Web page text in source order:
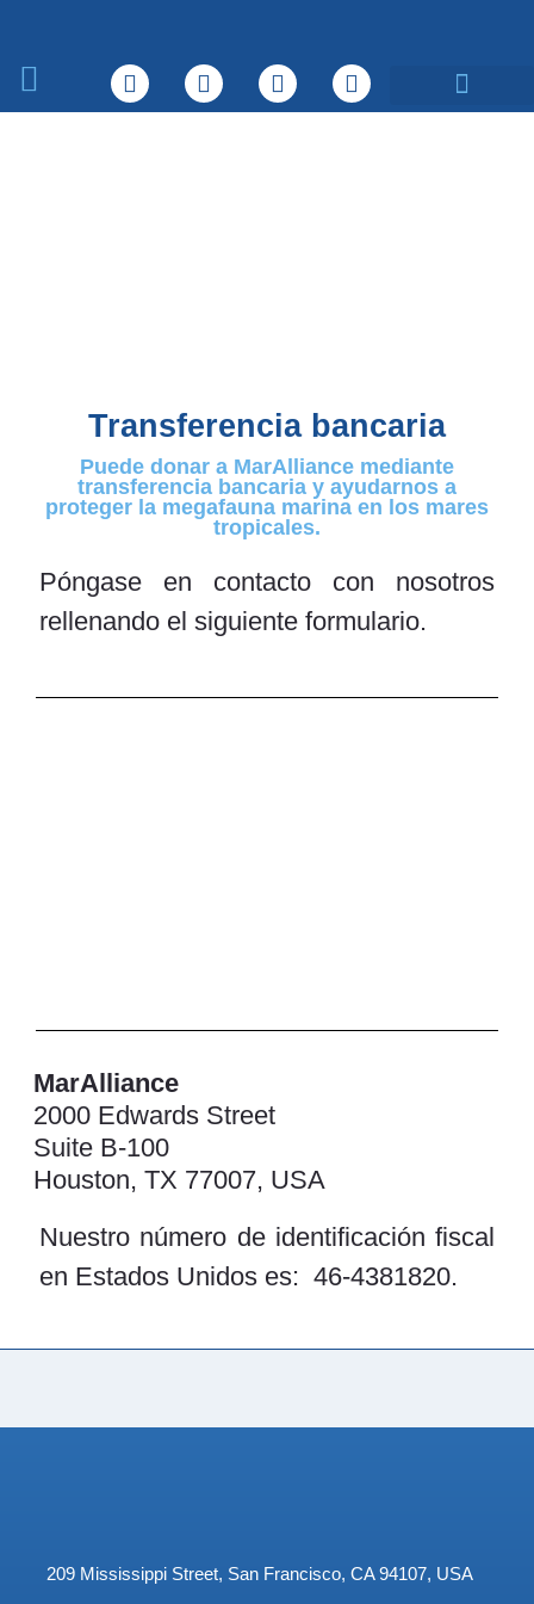
Transferencia bancaria
Puede donar a MarAlliance mediante
transferencia bancaria y ayudarnos a
proteger la megafauna marina en los mares
tropicales.
Póngase en contacto con nosotros
rellenando el siguiente formulario.
MarAlliance
2000 Edwards Street
Suite B-100
Houston, TX 77007, USA
Nuestro número de identificación fiscal
en Estados Unidos es: 46-4381820.
209 Mississippi Street, San Francisco, CA 94107, USA